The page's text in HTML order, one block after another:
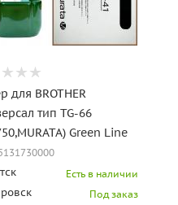
для BROTHER
тип TG-66
Green Line
Есть в наличии
Под заказ